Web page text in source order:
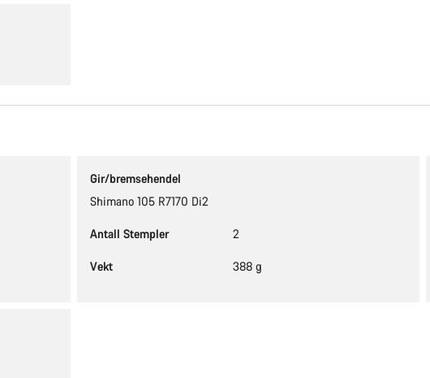
Gir/bremsehendel
Shimano 105 R7170 Di2
Antall Stempler 2
Vekt 388 g